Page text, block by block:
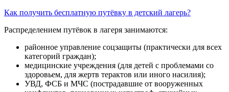
Как получить бесплатную путёвку в детский лагерь?
Распределением путёвок в лагеря занимаются:
районное управление соцзащиты (практически для всех
категорий граждан);
медицинские учреждения (для детей с проблемами со
здоровьем, для жертв терактов или иного насилия);
УВД, ФСБ и МЧС (пострадавшие от вооруженных